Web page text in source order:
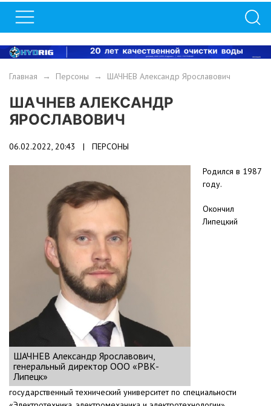
Главная → Персоны → ШАЧНЕВ Александр Ярославович
ШАЧНЕВ АЛЕКСАНДР
ЯРОСЛАВОВИЧ
06.02.2022, 20:43 | ПЕРСОНЫ
ШАЧНЕВ Александр Ярославович,
генеральный директор ООО «РВК-
Липецк»
Родился в 1987
году.
Окончил
Липецкий
государственный технический университет по специальности